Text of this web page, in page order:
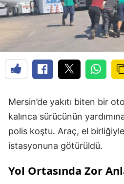
Mersin’de yakıtı biten bir
kalınca sürücünün
polis koştu. Araç, el
istasyonuna götürüldü.
Yol Ortasında Zor